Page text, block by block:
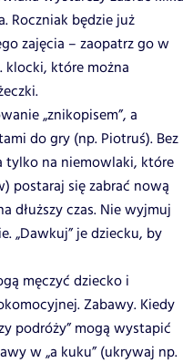
Roczniak będzie już
zajęcia – zaopatrz go w
klocki, które można
„znikopisem”, a
do gry (np. Piotruś). Bez
tylko na niemowlaki, które
postaraj się zabrać nową
dłuższy czas. Nie wyjmuj
„Dawkuj” je dziecku, by
męczyć dziecko i
Zabawy. Kiedy
podróży” mogą wystapić
w „a kuku” (ukrywaj np.